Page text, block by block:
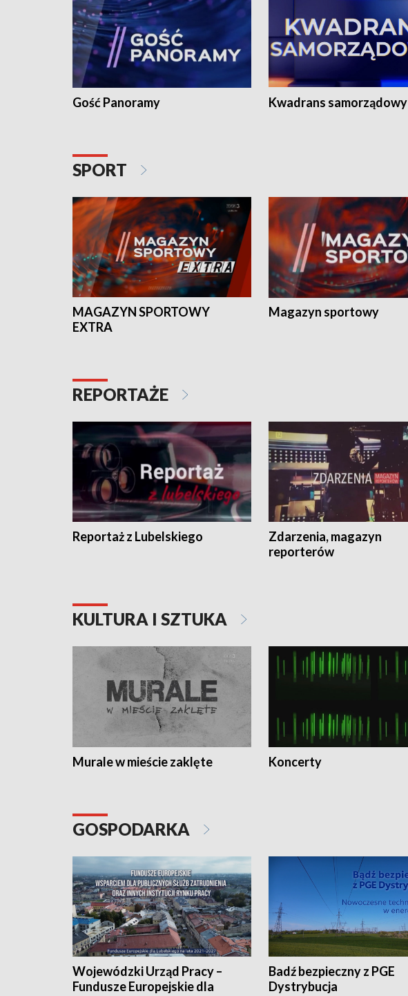
Gość Panoramy Kwadrans samorządowy
SPORT
MAGAZYN SPORTOWY
EXTRA
Magazyn sportowy
REPORTAŻE
Reportaż z Lubelskiego
Zdarzenia, magazyn
reporterów
KULTURA I SZTUKA
Murale w mieście zaklęte Koncerty
GOSPODARKA
Wojewódzki Urząd Pracy –
Fundusze Europejskie dla
Badź bezpieczny z PGE
Dystrybucja